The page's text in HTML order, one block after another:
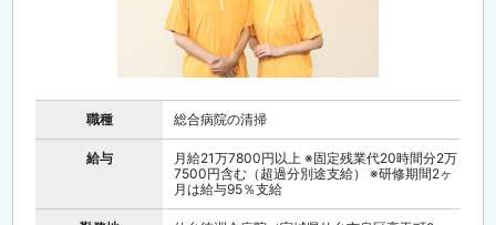
職種 総合病院の清掃
給与
月給21万7800円以上 ※固定残業代20時間分2万
7500円含む（超過分別途支給） ※研修期間2ヶ
月は給与95％支給